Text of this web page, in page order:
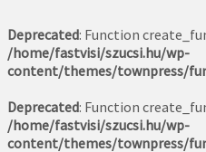
Deprecated: Function
/home/fastvisi/szucsi.hu/wp-
content/themes/townpress/
Deprecated: Function
/home/fastvisi/szucsi.hu/wp-
content/themes/townpress/